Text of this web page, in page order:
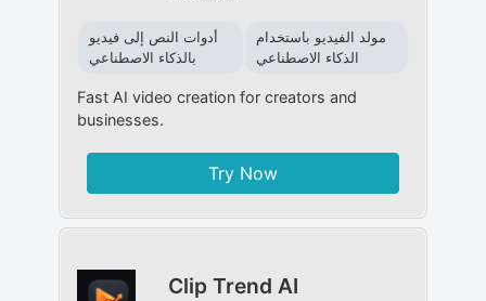
أدوات النص إلى فيديو
بالذكاء الاصطناعي
مولد الفيديو باستخدام
الذكاء الاصطناعي
Fast AI video creation for creators and
businesses.
Try Now
Clip Trend AI